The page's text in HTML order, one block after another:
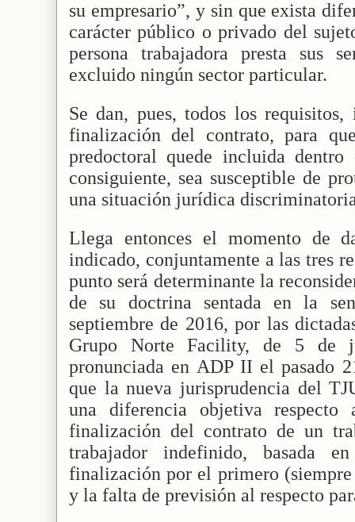
su empresario”, y sin que exista
carácter público o privado del
persona trabajadora presta sus
excluido ningún sector particular.
Se dan, pues, todos los
finalización del contrato, para
predoctoral quede incluida
consiguiente, sea susceptible de
una situación jurídica
Llega entonces el momento de
indicado, conjuntamente a las tres
punto será determinante la
de su doctrina sentada en la
septiembre de 2016, por las
Grupo Norte Facility, de 5 de
pronunciada en ADP II el pasado
que la nueva jurisprudencia del
una diferencia objetiva
finalización del contrato de un
trabajador indefinido, basada
finalización por el primero (siempre
y la falta de previsión al respecto